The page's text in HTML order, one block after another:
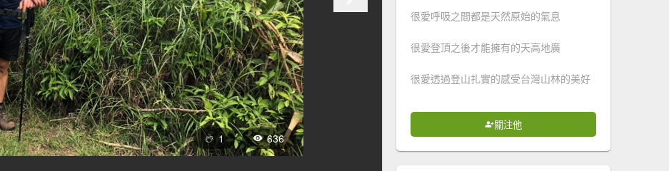
1 636
很愛呼吸之間都是天然原始的氣息
很愛登頂之後才能擁有的天高地廣
很愛透過登山扎實的感受台灣山林的美好
關注他